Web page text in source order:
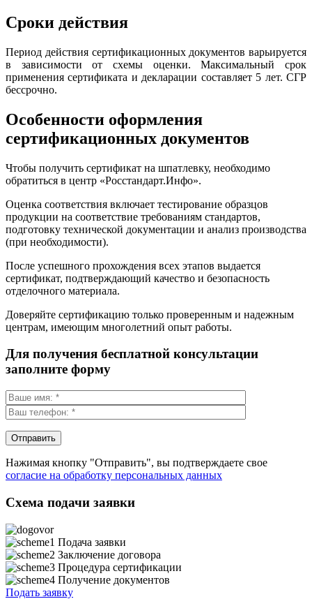
Сроки действия
Период действия сертификационных документов варьируется
в зависимости от схемы оценки. Максимальный срок
применения сертификата и декларации составляет 5 лет. СГР
бессрочно.
Особенности оформления
сертификационных документов
Чтобы получить сертификат на шпатлевку, необходимо
обратиться в центр «Росстандарт.Инфо».
Оценка соответствия включает тестирование образцов
продукции на соответствие требованиям стандартов,
подготовку технической документации и анализ производства
(при необходимости).
После успешного прохождения всех этапов выдается
сертификат, подтверждающий качество и безопасность
отделочного материала.
Доверяйте сертификацию только проверенным и надежным
центрам, имеющим многолетний опыт работы.
Для получения бесплатной консультации
заполните форму
Нажимая кнопку "Отправить", вы подтверждаете свое
согласие на обработку персональных данных
Схема подачи заявки
Подача заявки
Заключение договора
Процедура сертификации
Получение документов
Подать заявку